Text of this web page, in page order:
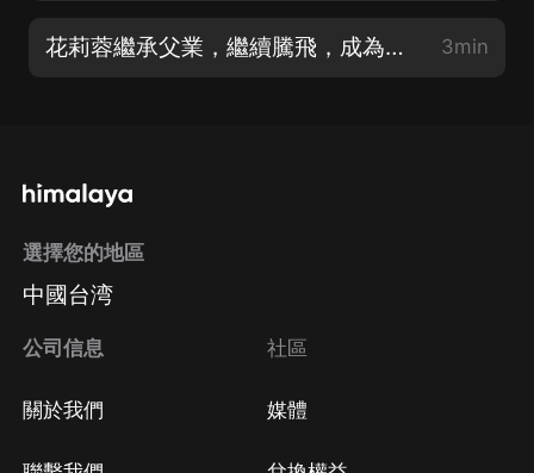
花莉蓉繼承父業，繼續騰飛，成為醫學界的引領者（一） 3min
選擇您的地區
中國台湾
公司信息
關於我們
社區
媒體